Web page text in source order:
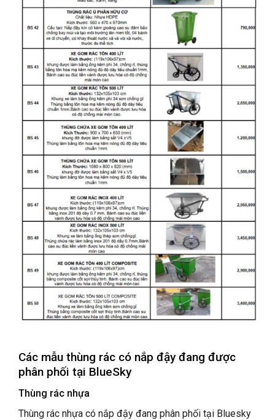
Các mẫu thùng rác có nắp đậy đang được
phân phối tại BlueSky
Thùng rác nhựa
Thùng rác nhựa có nắp đậy đang phân phối tại Bluesky